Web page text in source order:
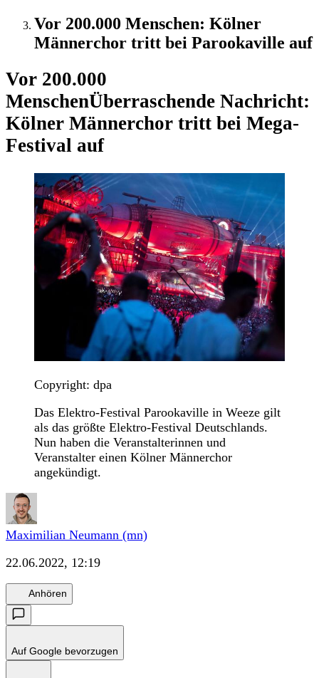
Vor 200.000 Menschen: Kölner
Männerchor tritt bei Parookaville auf
Vor 200.000
MenschenÜberraschende Nachricht:
Kölner Männerchor tritt bei Mega-
Festival auf
Copyright: dpa
Das Elektro-Festival Parookaville in Weeze gilt
als das größte Elektro-Festival Deutschlands.
Nun haben die Veranstalterinnen und
Veranstalter einen Kölner Männerchor
angekündigt.
Maximilian Neumann (mn)
22.06.2022, 12:19
Anhören
Auf Google bevorzugen